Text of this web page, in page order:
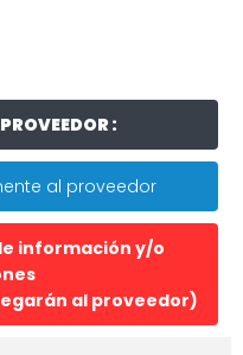
:
al proveedor
información y/o
al proveedor)